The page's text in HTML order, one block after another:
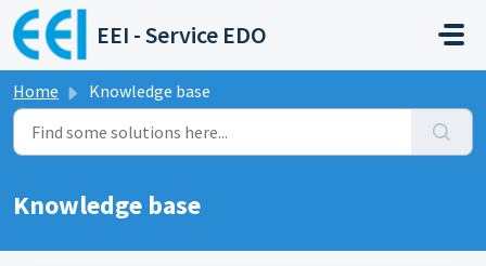
Skip to main content
EEI - Service EDO
Home Knowledge base
Knowledge base